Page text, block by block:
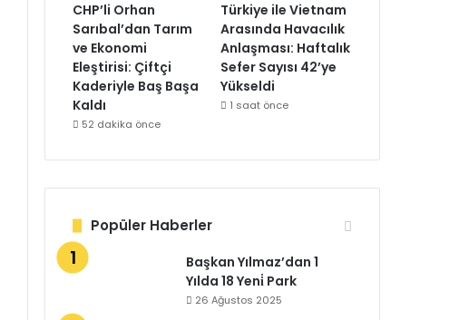
CHP’li Orhan
Sarıbal’dan Tarım
ve Ekonomi
Eleştirisi: Çiftçi
Kaderiyle Baş Başa
Kaldı
52 dakika önce
Türkiye ile Vietnam
Arasında Havacılık
Anlaşması: Haftalık
Sefer Sayısı 42’ye
Yükseldi
1 saat önce
Popüler Haberler
Başkan Yılmaz’dan 1
Yılda 18 Yeni̇ Park
26 Ağustos 2025